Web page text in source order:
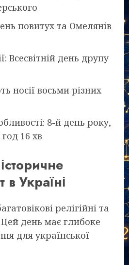
повитух та Омелянів
Всесвітній день друпу
носії восьми різних
8-й день року,
16 хв
в Україні
релігійні та
день має глибоке
для української